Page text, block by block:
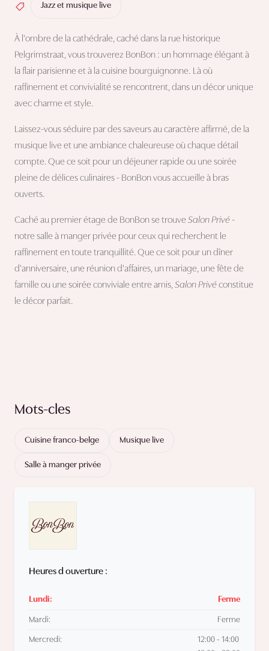
Jazz et musique live
À l'ombre de la cathédrale, caché dans la rue historique
Pelgrimstraat, vous trouverez BonBon : un hommage élégant à
la flair parisienne et à la cuisine bourguignonne. Là où
raffinement et convivialité se rencontrent, dans un décor unique
avec charme et style.
Laissez-vous séduire par des saveurs au caractère affirmé, de la
musique live et une ambiance chaleureuse où chaque détail
compte. Que ce soit pour un déjeuner rapide ou une soirée
pleine de délices culinaires - BonBon vous accueille à bras
ouverts.
Caché au premier étage de BonBon se trouve Salon Privé-
notre salle à manger privée pour ceux qui recherchent le
raffinement en toute tranquillité. Que ce soit pour un dîner
d'anniversaire, une réunion d'affaires, un mariage, une fête de
famille ou une soirée conviviale entre amis,Salon Privéconstitue
le décor parfait.
Mots-cles
Cuisine franco-belge Musique live
Salle à manger privée
Heures d ouverture :
Lundi: Ferme
Mardi: Ferme
Mercredi:
12:00 - 14:00